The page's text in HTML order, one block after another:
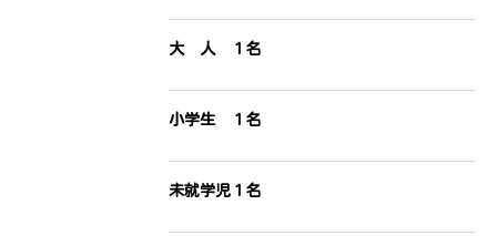
大 人 １名
小学生 １名
未就学児１名